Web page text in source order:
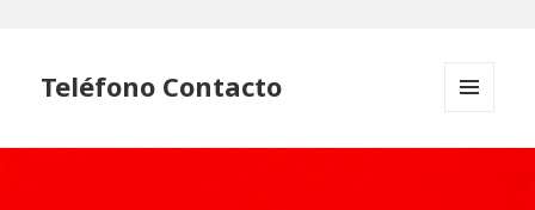
Teléfono Contacto